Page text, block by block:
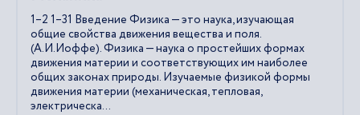
1–2 1–31 Введение Физика — это наука, изучающая
общие свойства движения вещества и поля.
(А.И.Иоффе). Физика — наука о простейших формах
движения материи и соответствующих им наиболее
общих законах природы. Изучаемые физикой формы
движения материи (механическая, тепловая,
электрическа...